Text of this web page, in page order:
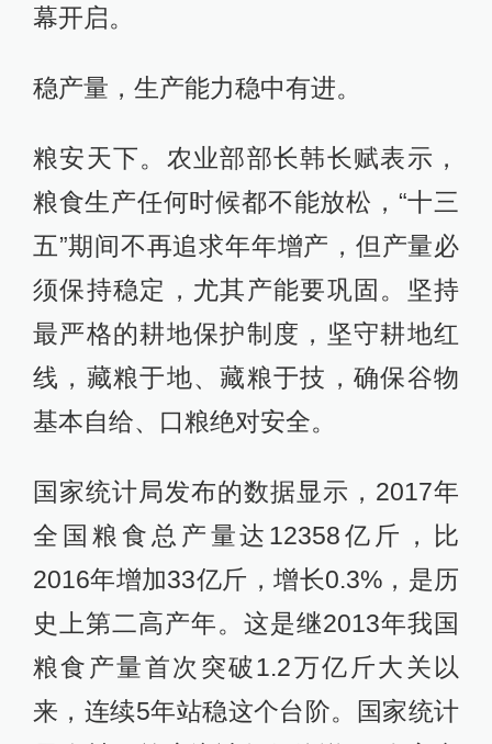
幕开启。
稳产量，生产能力稳中有进。
粮安天下。农业部部长韩长赋表示，
粮食生产任何时候都不能放松，“十三
五”期间不再追求年年增产，但产量必
须保持稳定，尤其产能要巩固。坚持
最严格的耕地保护制度，坚守耕地红
线，藏粮于地、藏粮于技，确保谷物
基本自给、口粮绝对安全。
国家统计局发布的数据显示，2017年
全国粮食总产量达12358亿斤，比
2016年增加33亿斤，增长0.3%，是历
史上第二高产年。这是继2013年我国
粮食产量首次突破1.2万亿斤大关以
来，连续5年站稳这个台阶。国家统计